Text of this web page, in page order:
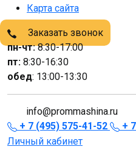
Карта сайта
Заказать звонок
пн-чт:8:30-17:00
пт: 8:30-16:30
обед: 13:00-13:30
info@prommashina.ru
+ 7 (495) 575-41-52
+
Личный кабинет